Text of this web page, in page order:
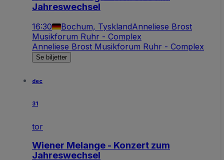
Jahreswechsel
16:30 Bochum, TysklandAnneliese Brost
Musikforum Ruhr - Complex
Anneliese Brost Musikforum Ruhr - Complex
Se biljetter
dec
31
tor
Wiener Melange - Konzert zum
Jahreswechsel